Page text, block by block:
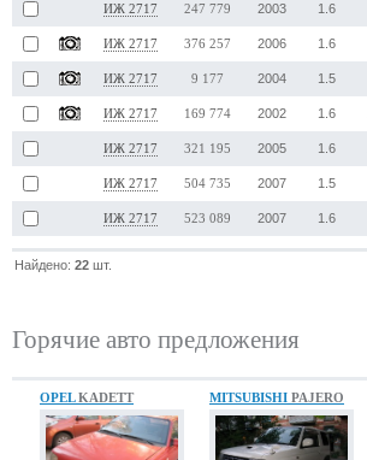
ИЖ 2717 247 779 2003 1.6
ИЖ 2717 376 257 2006 1.6
ИЖ 2717 9 177 2004 1.5
ИЖ 2717 169 774 2002 1.6
ИЖ 2717 321 195 2005 1.6
ИЖ 2717 504 735 2007 1.5
ИЖ 2717 523 089 2007 1.6
Найдено:22 шт.
Горячие авто предложения
OPELKADETT MITSUBISHI PAJERO